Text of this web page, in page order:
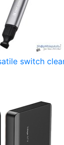
switch